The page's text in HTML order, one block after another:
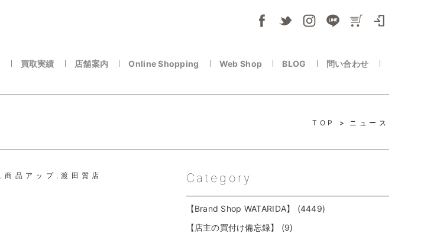
買取実績 店舗案内 Online Shopping Web Shop BLOG 問い合わせ
TOP ニュース
,商品アップ ,渡田質店 Category
【Brand Shop WATARIDA】 (4449)
【店主の買付け備忘録】 (9)